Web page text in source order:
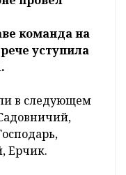
команда на
уступила
в следующем
Ерчик.